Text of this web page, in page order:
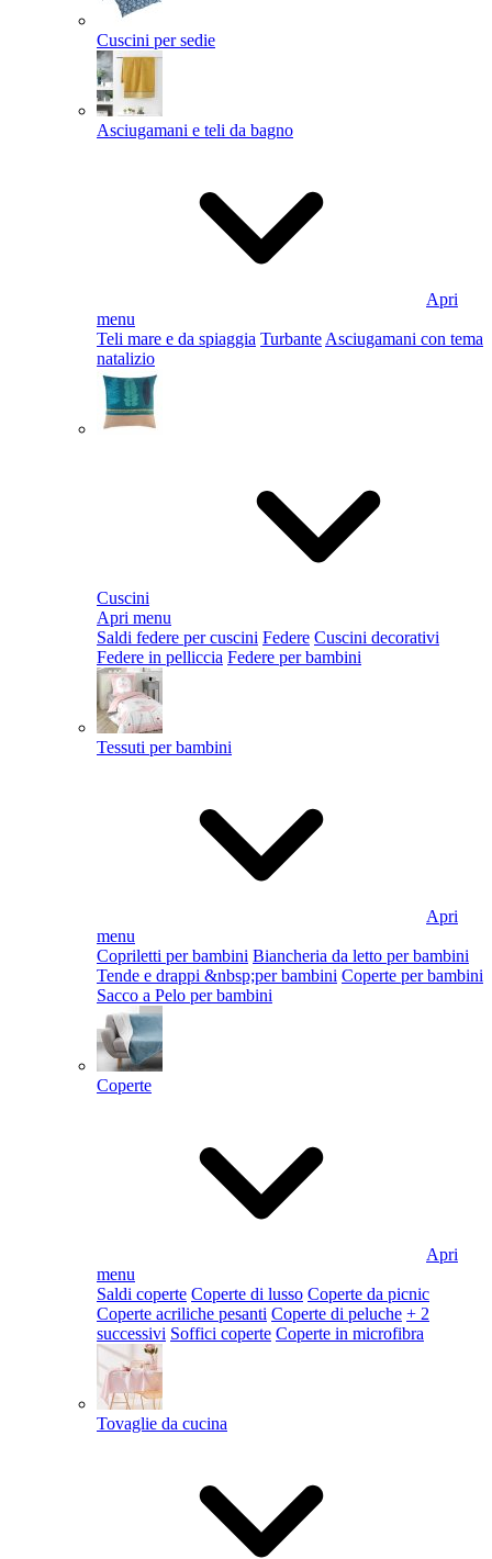
Cuscini per sedie
Asciugamani e teli da bagno
Apri
menu
Teli mare e da spiaggia Turbante Asciugamani con tema
natalizio
Cuscini
Apri menu
Saldi federe per cuscini Federe Cuscini decorativi
Federe in pelliccia Federe per bambini
Tessuti per bambini
Apri
menu
Copriletti per bambini Biancheria da letto per bambini
Tende e drappi &nbsp;per bambini Coperte per bambini
Sacco a Pelo per bambini
Coperte
Apri
menu
Saldi coperte Coperte di lusso Coperte da picnic
Coperte acriliche pesanti Coperte di peluche + 2
successivi Soffici coperte Coperte in microfibra
Tovaglie da cucina